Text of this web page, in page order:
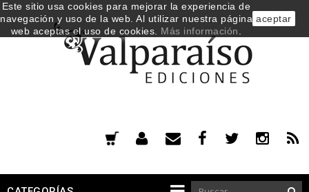
Este sitio usa cookies para mejorar la experiencia de
navegación y uso de la web. Al utilizar nuestra página
web aceptas el uso de cookies. Más información
aceptar